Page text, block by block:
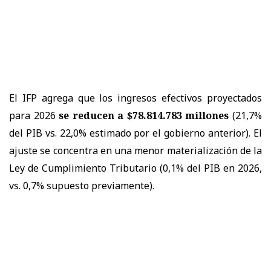
El IFP agrega que los ingresos efectivos proyectados
para 2026se reducen a $78.814.783 millones (21,7%
del PIB vs. 22,0% estimado por el gobierno anterior). El
ajuste se concentra en una menor materialización de la
Ley de Cumplimiento Tributario (0,1% del PIB en 2026,
vs. 0,7% supuesto previamente).